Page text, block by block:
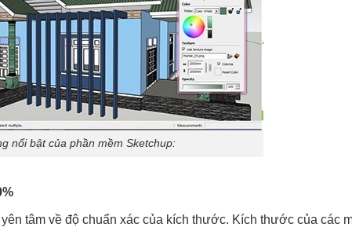
nổi bật của phần mềm Sketchup:
tâm về độ chuẩn xác của kích thước. Kích thước của các